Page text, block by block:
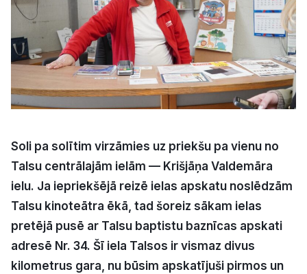
Video
Vieta
Sludinājumi
Pasākumi
Reklāma
Politiskā reklāma
Soli pa solītim virzāmies uz priekšu pa vienu no
Talsu centrālajām ielām — Krišjāņa Valdemāra
ielu. Ja iepriekšējā reizē ielas apskatu noslēdzām
Talsu kinoteātra ēkā, tad šoreiz sākam ielas
pretējā pusē ar Talsu baptistu baznīcas apskati
adresē Nr. 34. Šī iela Talsos ir vismaz divus
kilometrus gara, nu būsim apskatījuši pirmos un